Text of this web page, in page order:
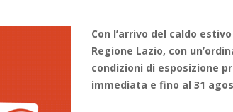
Con l’arrivo del caldo
Regione Lazio, con
condizioni di esposizione
immediata e fino al 31